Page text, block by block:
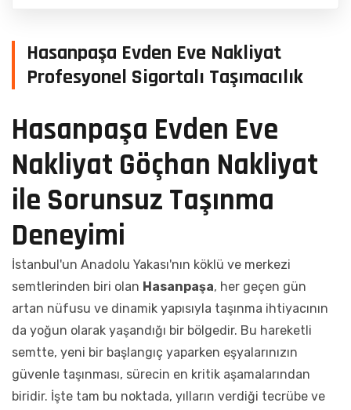
Hasanpaşa Evden Eve Nakliyat
Profesyonel Sigortalı Taşımacılık
Hasanpaşa Evden Eve
Nakliyat Göçhan Nakliyat
ile Sorunsuz Taşınma
Deneyimi
İstanbul'un Anadolu Yakası'nın köklü ve merkezi
semtlerinden biri olan Hasanpaşa, her geçen gün
artan nüfusu ve dinamik yapısıyla taşınma ihtiyacının
da yoğun olarak yaşandığı bir bölgedir. Bu hareketli
semtte, yeni bir başlangıç yaparken eşyalarınızın
güvenle taşınması, sürecin en kritik aşamalarından
biridir. İşte tam bu noktada, yılların verdiği tecrübe ve